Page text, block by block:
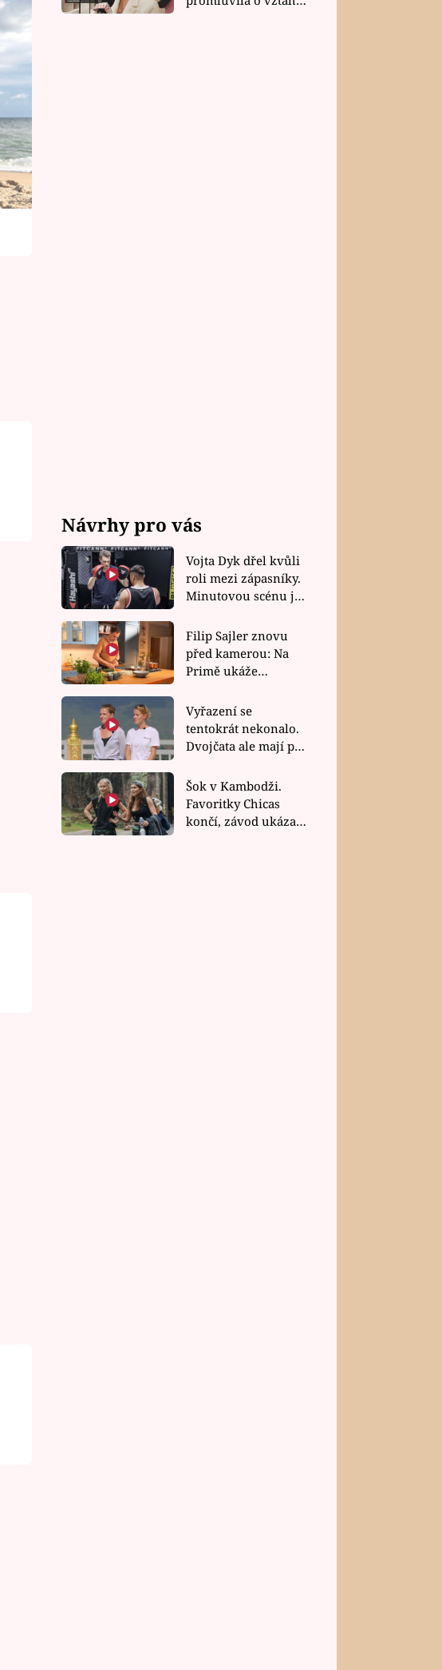
Návrhy pro vás
Vojta Dyk dřel kvůli
roli mezi zápasníky.
Minutovou scénu jel
Filip Sajler znovu
před kamerou: Na
Primě ukáže
rychlé recepty
Vyřazení se
tentokrát nekonalo.
Dvojčata ale mají po
závodu nůž na krku
Šok v Kambodži.
Favoritky Chicas
končí, závod ukázal